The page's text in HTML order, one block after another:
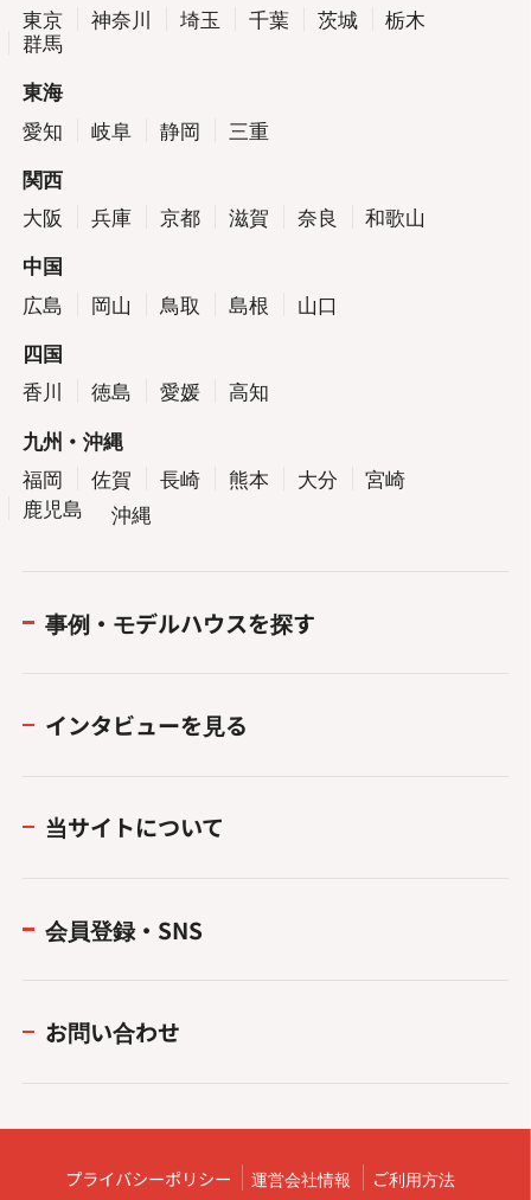
東京
神奈川 埼玉 千葉 茨城
栃木
群馬
東海
愛知
岐阜 静岡
三重
関西
大阪
兵庫 京都 滋賀 奈良
和歌山
中国
広島
岡山 鳥取 島根
山口
四国
香川
徳島 愛媛
高知
九州・沖縄
福岡
佐賀 長崎 熊本 大分
宮崎
鹿児島
沖縄
事例・モデルハウスを探す
インタビューを見る
当サイトについて
会員登録・SNS
お問い合わせ
プライバシーポリシー 運営会社情報 ご利用方法